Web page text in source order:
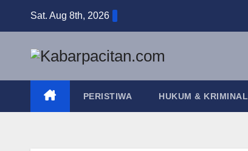
Sat. Aug 8th, 2026
PERISTIWA HUKUM & KRIMINAL